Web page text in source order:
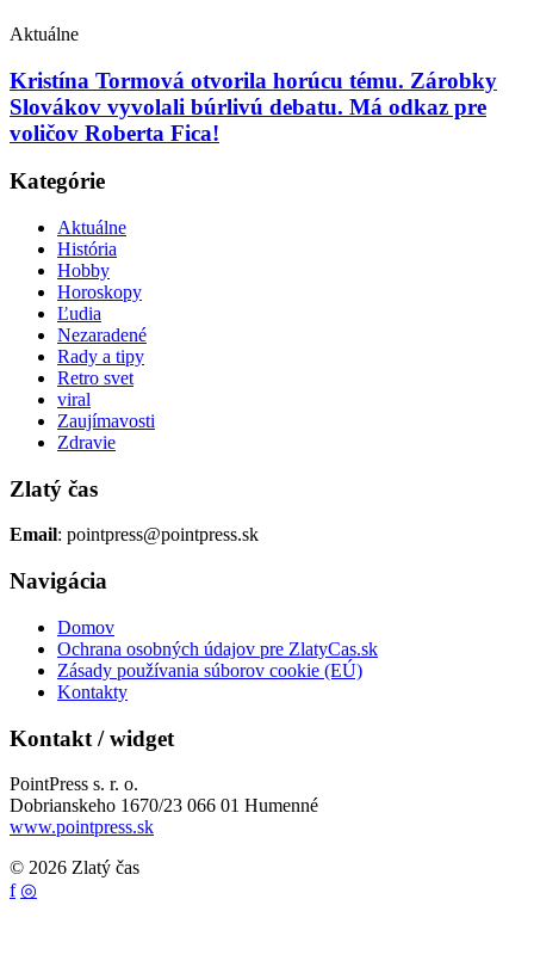
Aktuálne
Kristína Tormová otvorila horúcu tému. Zárobky
Slovákov vyvolali búrlivú debatu. Má odkaz pre
voličov Roberta Fica!
Kategórie
Aktuálne
História
Hobby
Horoskopy
Ľudia
Nezaradené
Rady a tipy
Retro svet
viral
Zaujímavosti
Zdravie
Zlatý čas
Email: pointpress@pointpress.sk
Navigácia
Domov
Ochrana osobných údajov pre ZlatyCas.sk
Zásady používania súborov cookie (EÚ)
Kontakty
Kontakt / widget
PointPress s. r. o.
Dobrianskeho 1670/23 066 01 Humenné
www.pointpress.sk
© 2026 Zlatý čas
f ◎